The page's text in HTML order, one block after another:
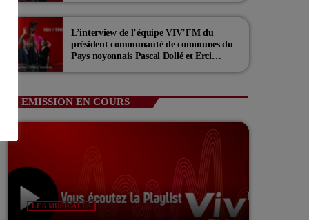
L’interview de l’équipe VIV’FM du
président communauté de communes du
Pays noyonnais Pascal Dollé et Erci
EMISSION EN COURS
LES MUSICALES